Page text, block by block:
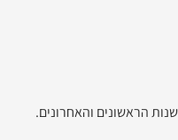
הראשונים והאחרונים.